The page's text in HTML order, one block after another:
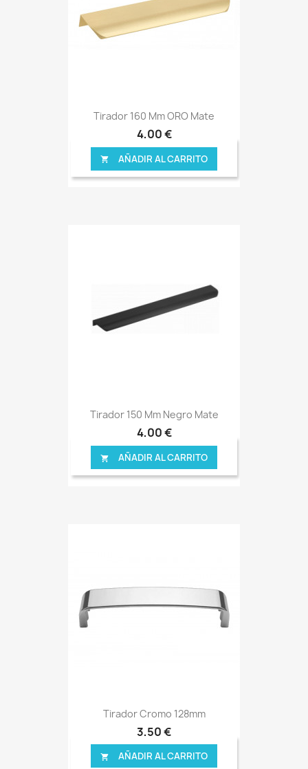
Tirador 160 Mm ORO Mate
4,00 €
 AÑADIR AL CARRITO
Tirador 150 Mm Negro Mate
4,00 €
 AÑADIR AL CARRITO
Tirador Cromo 128mm
3,50 €
 AÑADIR AL CARRITO